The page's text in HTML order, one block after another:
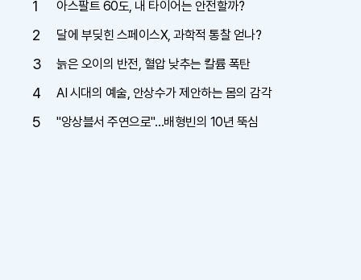
1 아스팔트 60도, 내 타이어는 안전할까?
2 달에 부딪힌 스페이스X, 과학적 통찰 얻나?
3 늙은 오이의 반전, 혈압 낮추는 칼륨 폭탄
4 AI 시대의 예술, 안상수가 제안하는 몸의 감각
5 "앙상블서 주연으로"…배형빈의 10년 뚝심